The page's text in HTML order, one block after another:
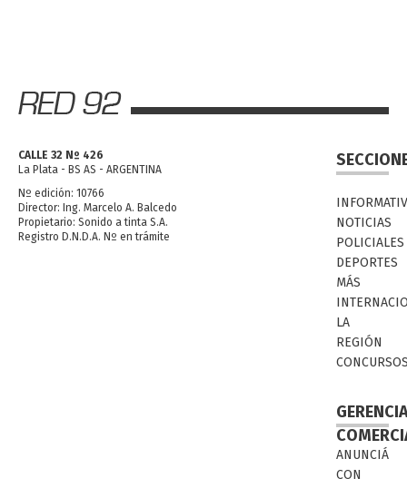
CALLE 32 Nº 426
La Plata - BS AS - ARGENTINA
Nº edición: 10766
Director: Ing. Marcelo A. Balcedo
Propietario: Sonido a tinta S.A.
Registro D.N.D.A. Nº en trámite
NOTICIAS
POLICIALES
DEPORTES
MÁS
LA
REGIÓN
ANUNCIÁ
CON